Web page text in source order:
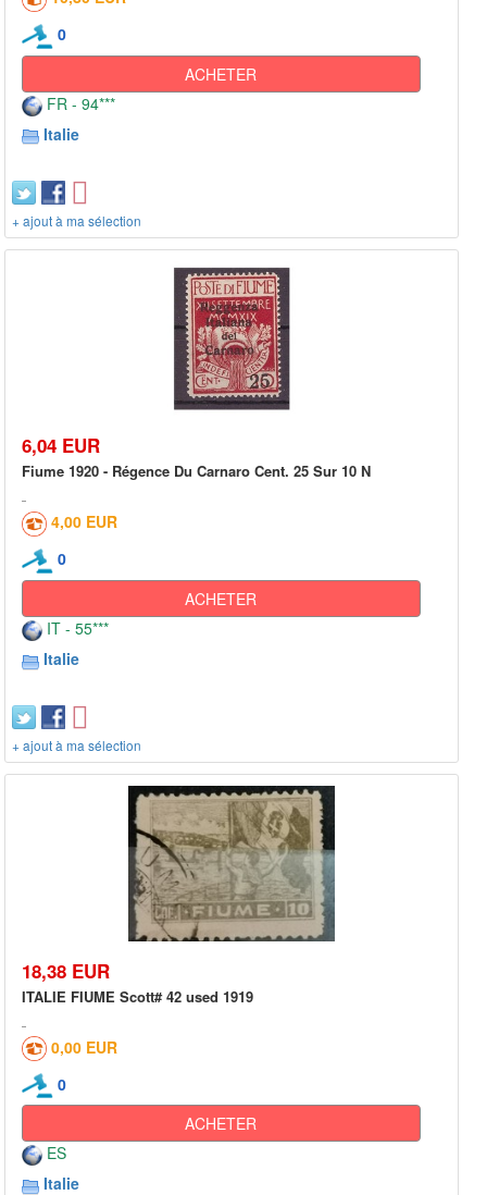
0
ACHETER
FR - 94***
Italie
+ ajout à ma sélection
6,04 EUR
Fiume 1920 - Régence Du Carnaro Cent. 25 Sur 10 N
4,00 EUR
0
ACHETER
IT - 55***
Italie
+ ajout à ma sélection
18,38 EUR
ITALIE FIUME Scott# 42 used 1919
0,00 EUR
0
ACHETER
ES
Italie